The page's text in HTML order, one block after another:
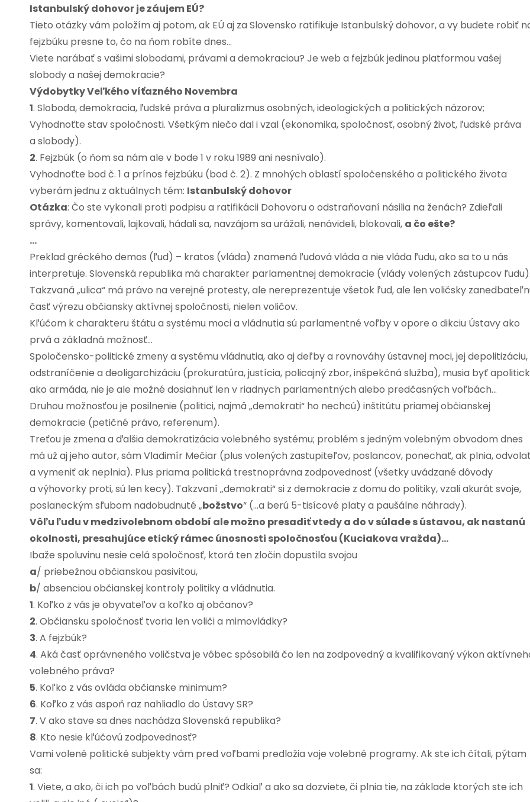
Istanbulský dohovor je záujem EÚ?
Tieto otázky vám položím aj potom, ak EÚ aj za Slovensko ratifikuje Istanbulský dohovor, a vy budete robiť
fejzbúku presne to, čo na ňom robíte dnes…
Viete narábať s vašimi slobodami, právami a demokraciou? Je web a fejzbúk jedinou platformou vašej
slobody a našej demokracie?
Výdobytky Veľkého víťazného Novembra
1. Sloboda, demokracia, ľudské práva a pluralizmus osobných, ideologických a politických názorov;
Vyhodnoťte stav spoločnosti. Všetkým niečo dal i vzal (ekonomika, spoločnosť, osobný život, ľudské práva
a slobody).
2. Fejzbúk (o ňom sa nám ale v bode 1 v roku 1989 ani nesnívalo).
Vyhodnoťte bod č. 1 a prínos fejzbúku (bod č. 2). Z mnohých oblastí spoločenského a politického života
vyberám jednu z aktuálnych tém: Istanbulský dohovor
Otázka: Čo ste vykonali proti podpisu a ratifikácii Dohovoru o odstraňovaní násilia na ženách? Zdieľali
správy, komentovali, lajkovali, hádali sa, navzájom sa urážali, nenávideli, blokovali, a čo ešte?
…
Preklad gréckého demos (ľud) – kratos (vláda) znamená ľudová vláda a nie vláda ľudu, ako sa to u nás
interpretuje. Slovenská republika má charakter parlamentnej demokracie (vlády volených zástupcov
Takzvaná „ulica“ má právo na verejné protesty, ale nereprezentuje všetok ľud, ale len voličsky
časť výrezu občiansky aktívnej spoločnosti, nielen voličov.
Kľúčom k charakteru štátu a systému moci a vládnutia sú parlamentné voľby v opore o dikciu Ústavy ako
prvá a základná možnosť…
Spoločensko-politické zmeny a systému vládnutia, ako aj deľby a rovnováhy ústavnej moci, jej depolitizáciu,
odstraníčenie a deoligarchizáciu (prokuratúra, justícia, policajný zbor, inšpekčná služba), musia byť
ako armáda, nie je ale možné dosiahnuť len v riadnych parlamentných alebo predčasných voľbách…
Druhou možnosťou je posilnenie (politici, najmä „demokrati“ ho nechcú) inštitútu priamej občianskej
demokracie (petičné právo, referenum).
Treťou je zmena a ďalšia demokratizácia volebného systému; problém s jedným volebným obvodom dnes
má už aj jeho autor, sám Vladimír Mečiar (plus volených zastupiteľov, poslancov, ponechať, ak plnia,
a vymeniť ak neplnia). Plus priama politická trestnoprávna zodpovednosť (všetky uvádzané dôvody
a výhovorky proti, sú len kecy). Takzvaní „demokrati“ si z demokracie z domu do politiky, vzali akurát svoje,
poslaneckým sľubom nadobudnuté „božstvo“ (…a berú 5-tisícové platy a paušálne náhrady).
Vôľu ľudu v medzivolebnom období ale možno presadiť vtedy a do v súlade s ústavou, ak nastanú
okolnosti, presahujúce etický rámec únosnosti spoločnosťou (Kuciakova vražda)…
Ibaže spoluvinu nesie celá spoločnosť, ktorá ten zločin dopustila svojou
a/ priebežnou občianskou pasivitou,
b/ absenciou občianskej kontroly politiky a vládnutia.
1. Koľko z vás je obyvateľov a koľko aj občanov?
2. Občiansku spoločnosť tvoria len voliči a mimovládky?
3. A fejzbúk?
4. Aká časť oprávneného voličstva je vôbec spôsobilá čo len na zodpovedný a kvalifikovaný výkon
volebného práva?
5. Koľko z vás ovláda občianske minimum?
6. Koľko z vás aspoň raz nahliadlo do Ústavy SR?
7. V ako stave sa dnes nachádza Slovenská republika?
8. Kto nesie kľúčovú zodpovednosť?
Vami volené politické subjekty vám pred voľbami predložia voje volebné programy. Ak ste ich čítali, pýtam
sa:
1. Viete, a ako, či ich po voľbách budú plniť? Odkiaľ a ako sa dozviete, či plnia tie, na základe ktorých ste ich